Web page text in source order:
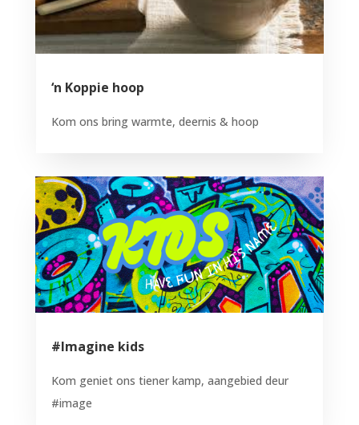
‘n Koppie hoop
Kom ons bring warmte, deernis & hoop
#Imagine kids
Kom geniet ons tiener kamp, aangebied deur
#image